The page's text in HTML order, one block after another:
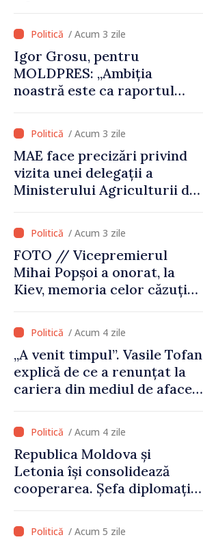
alegerea. Ne-am alăturat
Ucrainei”/ Acum 3 zile
Igor Grosu, pentru
MOLDPRES: „Ambiția
noastră este ca raportul
an să fie și mai bun”
/ Acum 3 zile
MAE face precizări privind
vizita unei delegații a
Ministerului Agriculturii din
/ Acum 3 zile
FOTO // Vicepremierul
Mihai Popșoi a onorat, la
Kiev, memoria celor căzuți
„Acest război trebuie să
înceteze”/ Acum 4 zile
„A venit timpul”. Vasile Tofan
explică de ce a renunțat la
cariera din mediul de afaceri
premier. Ce crede Igor
Grosu despre noul șef al
Guvernului
/ Acum 4 zile
Republica Moldova și
Letonia își consolidează
cooperarea. Șefa diplomației
/ Acum 5 zile